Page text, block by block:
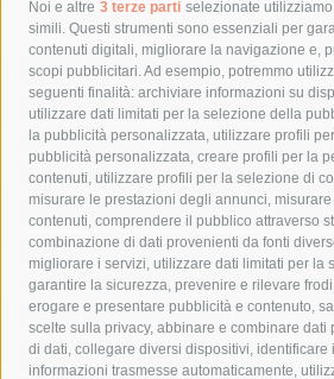
Noi e altre 3 terze parti selezionate
simili. Questi strumenti sono essenziali per
contenuti digitali, migliorare la navigazione e,
scopi pubblicitari. Ad esempio, potremmo
seguenti finalità: archiviare informazioni su
utilizzare dati limitati per la selezione della
la pubblicità personalizzata, utilizzare profili
pubblicità personalizzata, creare profili per la
contenuti, utilizzare profili per la selezione di
misurare le prestazioni degli annunci,
contenuti, comprendere il pubblico attraverso
combinazione di dati provenienti da fonti
migliorare i servizi, utilizzare dati limitati per la
garantire la sicurezza, prevenire e rilevare
erogare e presentare pubblicità e contenuto,
scelte sulla privacy, abbinare e combinare dati
di dati, collegare diversi dispositivi, identificare
informazioni trasmesse automaticamente,
Tag
acqua allerta meteo
anas
area marina protetta di punta
Asl Napoli 3 sud
capitaneria di porto
castellammare di stabia
comune di sorrento
concerto
costiera amalfitana
covid-19 eav
fondazione sorrento
gori guardia
lavori
lorenzo balducelli mare
massimo coppola
Meta napoli